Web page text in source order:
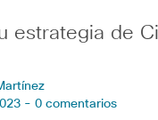
estrategia de
- 0 comentarios